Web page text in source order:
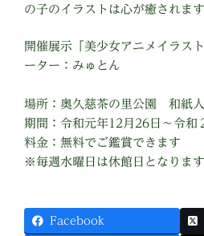
の子のイラストは心が癒されます
開催展示「美少女アニメイラス
ーター：みゅとん
場所：奥久慈茶の里公園 和紙
期間：令和元年12月26日〜令和
料金：無料でご鑑賞できます
※毎週水曜日は休館日となります
Facebook